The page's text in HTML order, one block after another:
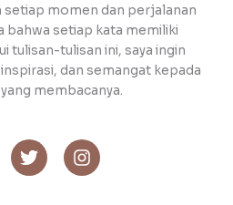
setiap momen dan perjalanan
bahwa setiap kata memiliki
tulisan-tulisan ini, saya ingin
dan semangat kepada
membacanya.
w
i
t
n
s
t